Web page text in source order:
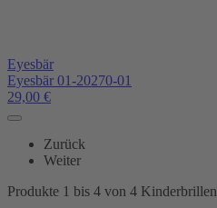
Eyesbär
Eyesbär 01-20270-01
29,00 €
Zurück
Weiter
Produkte 1 bis 4 von 4 Kinderbrillen